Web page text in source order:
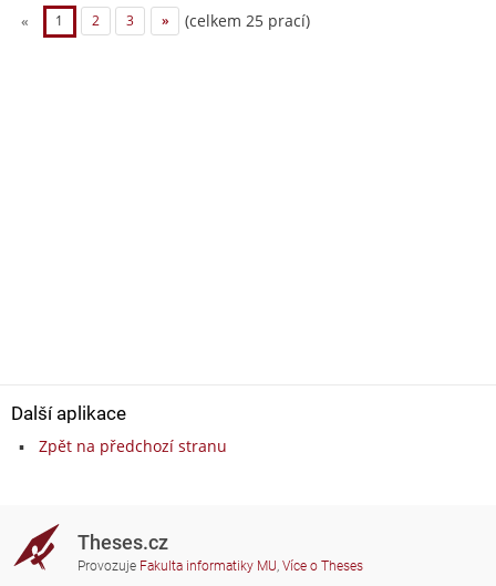
« 1 2 3 » (celkem 25 prací)
Další aplikace
Zpět na předchozí stranu
Theses.cz
Provozuje Fakulta informatiky MU, Více o Theses